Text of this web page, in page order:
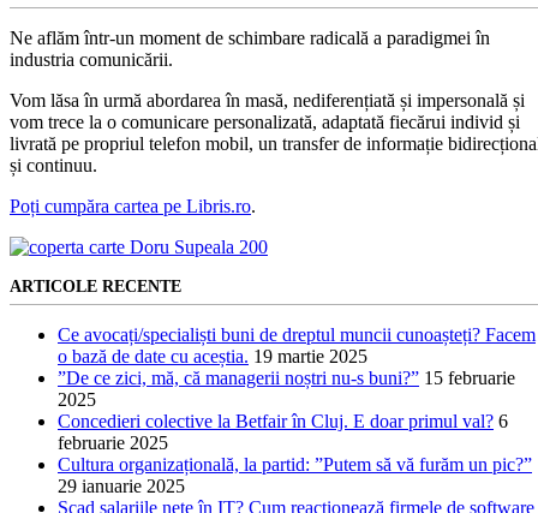
Ne aflăm într-un moment de schimbare radicală a paradigmei în
industria comunicării.
Vom lăsa în urmă abordarea în masă, nediferențiată și impersonală și
vom trece la o comunicare personalizată, adaptată fiecărui individ și
livrată pe propriul telefon mobil, un transfer de informație
și continuu.
Poți cumpăra cartea pe Libris.ro.
ARTICOLE RECENTE
Ce avocați/specialiști buni de dreptul muncii cunoașteți? Facem
o bază de date cu aceștia. 19 martie 2025
”De ce zici, mă, că managerii noștri nu-s buni?” 15 februarie
2025
Concedieri colective la Betfair în Cluj. E doar primul val? 6
februarie 2025
Cultura organizațională, la partid: ”Putem să vă furăm un pic?”
29 ianuarie 2025
Scad salariile nete în IT? Cum reacționează firmele de software